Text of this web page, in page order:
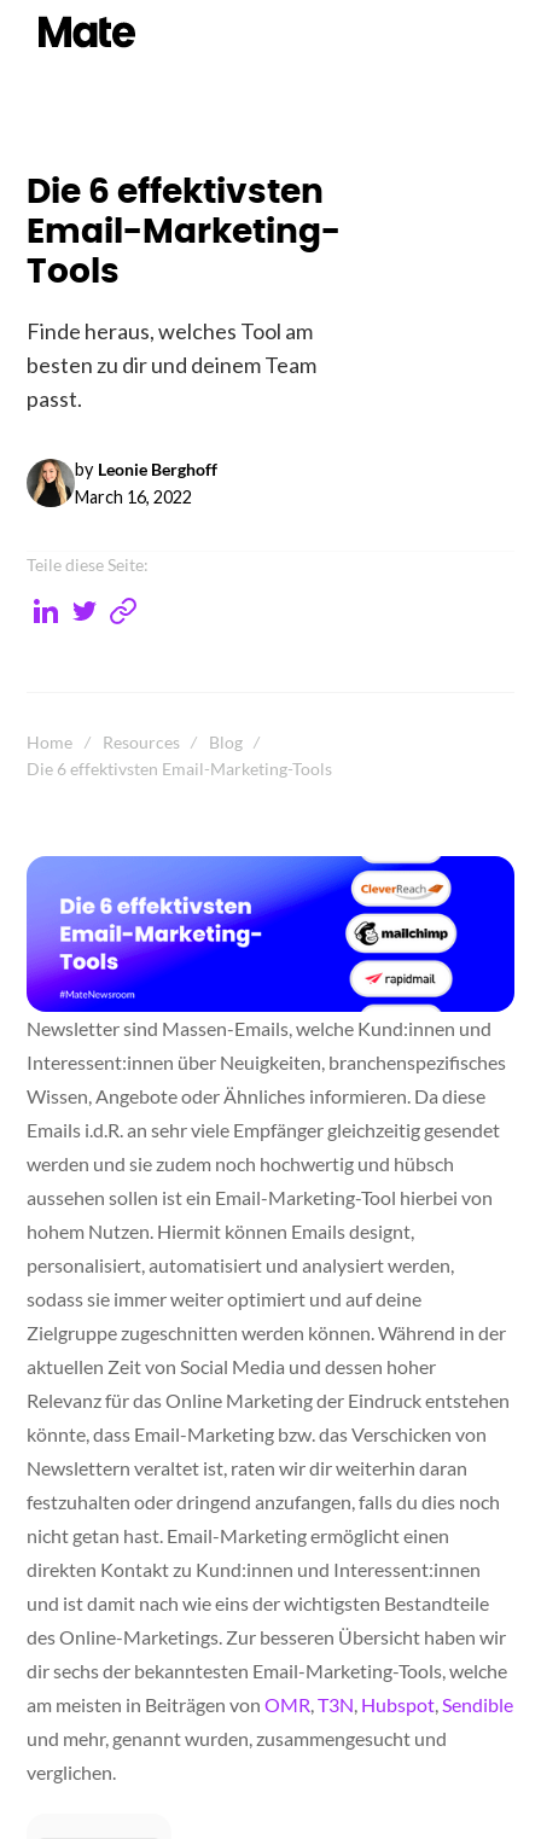
Die 6 effektivsten
Email-Marketing-
Tools
Finde heraus, welches Tool am
besten zu dir und deinem Team
passt.
by Leonie Berghoff
March 16, 2022
Home Resources
Blog
Die 6 effektivsten Email-Marketing-Tools
Newsletter sind Massen-Emails, welche Kund:innen und
Interessent:innen über Neuigkeiten, branchenspezifisches
Wissen, Angebote oder Ähnliches informieren. Da diese
Emails i.d.R. an sehr viele Empfänger gleichzeitig gesendet
werden und sie zudem noch hochwertig und hübsch
aussehen sollen ist ein Email-Marketing-Tool hierbei von
hohem Nutzen. Hiermit können Emails designt,
personalisiert, automatisiert und analysiert werden,
sodass sie immer weiter optimiert und auf deine
Zielgruppe zugeschnitten werden können. Während in der
aktuellen Zeit von Social Media und dessen hoher
Relevanz für das Online Marketing der Eindruck entstehen
könnte, dass Email-Marketing bzw. das Verschicken von
Newslettern veraltet ist, raten wir dir weiterhin daran
festzuhalten oder dringend anzufangen, falls du dies noch
nicht getan hast. Email-Marketing ermöglicht einen
direkten Kontakt zu Kund:innen und Interessent:innen
und ist damit nach wie eins der wichtigsten Bestandteile
des Online-Marketings. Zur besseren Übersicht haben wir
dir sechs der bekanntesten Email-Marketing-Tools, welche
am meisten in Beiträgen vonOMR,T3N, Hubspot,Sendible
und mehr, genannt wurden, zusammengesucht und
verglichen.
Teile diese Seite: